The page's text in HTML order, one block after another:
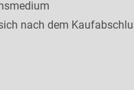
nach dem